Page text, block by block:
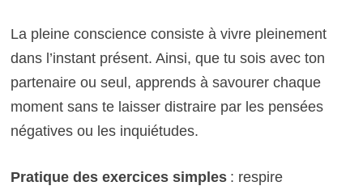
La pleine conscience consiste à vivre pleinement
dans l’instant présent. Ainsi, que tu sois avec ton
partenaire ou seul, apprends à savourer chaque
moment sans te laisser distraire par les pensées
négatives ou les inquiétudes.
Pratique des exercices simples: respire